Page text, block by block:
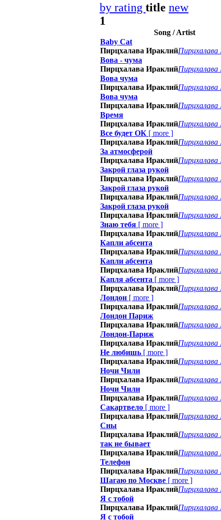
by rating title new
1
Song / Artist
Baby Cat
Пирцхалава ИраклийПирцхалава
Вова - чума
Пирцхалава ИраклийПирцхалава
Вова чума
Пирцхалава ИраклийПирцхалава
Вова чума
Пирцхалава ИраклийПирцхалава
Время
Пирцхалава ИраклийПирцхалава
Все будет ОК [ more ]
Пирцхалава ИраклийПирцхалава
За атмосферой
Пирцхалава ИраклийПирцхалава
Закрой глаза рукой
Пирцхалава ИраклийПирцхалава
Закрой глаза рукой
Пирцхалава ИраклийПирцхалава
Закрой глаза рукой
Пирцхалава ИраклийПирцхалава
Знаю тебя [ more ]
Пирцхалава ИраклийПирцхалава
Капли абсента
Пирцхалава ИраклийПирцхалава
Капли абсента
Пирцхалава ИраклийПирцхалава
Капля абсента [ more ]
Пирцхалава ИраклийПирцхалава
Лондон [ more ]
Пирцхалава ИраклийПирцхалава
Лондон Париж
Пирцхалава ИраклийПирцхалава
Лондон-Париж
Пирцхалава ИраклийПирцхалава
Не любишь [ more ]
Пирцхалава ИраклийПирцхалава
Ночи Чили
Пирцхалава ИраклийПирцхалава
Ночи Чили
Пирцхалава ИраклийПирцхалава
Сакартвело [ more ]
Пирцхалава ИраклийПирцхалава
Сны
Пирцхалава ИраклийПирцхалава
так не бывает
Пирцхалава ИраклийПирцхалава
Телефон
Пирцхалава ИраклийПирцхалава
Шагаю по Москве [ more ]
Пирцхалава ИраклийПирцхалава
Я с тобой
Пирцхалава ИраклийПирцхалава
Я с тобой